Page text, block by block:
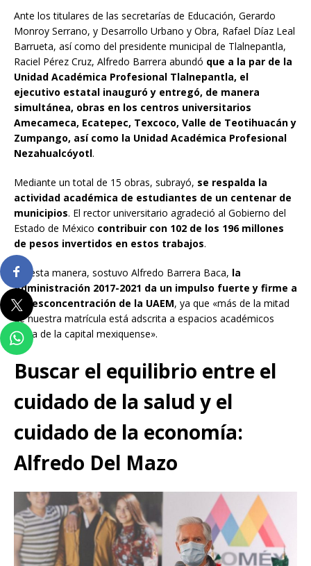
Ante los titulares de las secretarías de Educación, Gerardo
Monroy Serrano, y Desarrollo Urbano y Obra, Rafael Díaz Leal
Barrueta, así como del presidente municipal de Tlalnepantla,
Raciel Pérez Cruz, Alfredo Barrera abundó que a la par de la
Unidad Académica Profesional Tlalnepantla, el
ejecutivo estatal inauguró y entregó, de manera
simultánea, obras en los centros universitarios
Amecameca, Ecatepec, Texcoco, Valle de Teotihuacán y
Zumpango, así como la Unidad Académica Profesional
Nezahualcóyotl.
Mediante un total de 15 obras, subrayó, se respalda la
actividad académica de estudiantes de un centenar de
municipios. El rector universitario agradeció al Gobierno del
Estado de México contribuir con 102 de los 196 millones
de pesos invertidos en estos trabajos.
De esta manera, sostuvo Alfredo Barrera Baca, la
Administración 2017-2021 da un impulso fuerte y firme a
la desconcentración de la UAEM, ya que «más de la mitad
de nuestra matrícula está adscrita a espacios académicos
fuera de la capital mexiquense».
Buscar el equilibrio entre el
cuidado de la salud y el
cuidado de la economía:
Alfredo Del Mazo